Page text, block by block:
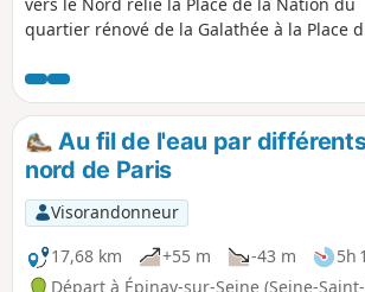
quartier rénové de la Galathée à la Place
compter 40 min de marche tranquille.Ce
cheminement agréable au travers de
nombreux jardins publics permet
la Place de l’Église (ou Place de Victimes
V2) qui est en outre le départ de plusieurs
randonnées sur les sentiers de la Côte de
Deuil.Ce parcours est proposé par
l'association Les Sentiers de la Côte de
Au fil de l'eau par
nord de Paris
Visorandonneur
17,68 km
+55 m -43 m 5h
Départ à Épinay-sur-Seine (Seine-